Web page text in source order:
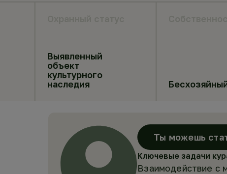
Выявленный
объект
культурного
наследия
Ты можешь
Ключевые задачи
Взаимодействие с